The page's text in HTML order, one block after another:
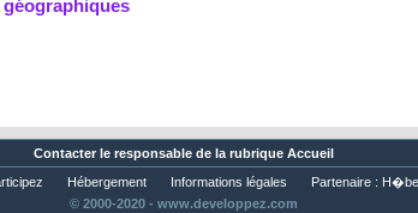
Contacter le responsable de la rubrique Accueil
Hébergement Informations légales Partenaire :
© 2000-2020 - www.developpez.com